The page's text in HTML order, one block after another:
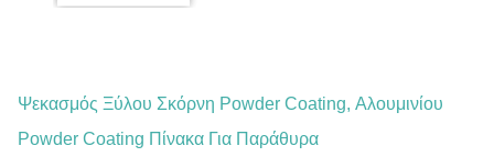
Ψεκασμός Ξύλου Σκόρνη Powder Coating, Αλουμινίου
Powder Coating Πίνακα Για Παράθυρα